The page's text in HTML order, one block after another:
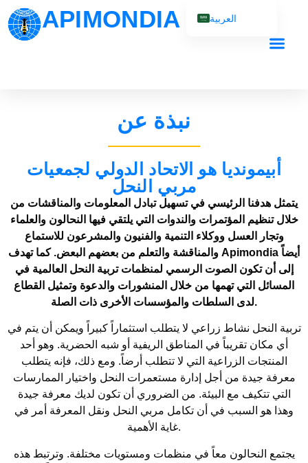
APIMONDIA
نبذة عن
أبيمونديا هو الاتحاد الدولي لجمعيات
مربي النحل
يتمثل هدفنا الرئيسي في تسهيل تبادل المعلومات والمناقشات من
خلال تنظيم المؤتمرات والندوات التي يلتقي فيها النحالون والعلماء
وتجار العسل ووكلاء التنمية والفنيون والمشرعون للاستماع
والمناقشة والتعلم من بعضهم البعض. كما تهدف Apimondia أيضاً
إلى أن تكون الصوت الرسمي لمنظمات تربية النحل العالمية في
المسائل التي تهمها من خلال المنشورات والدعوة وتمثيل القطاع
لدى السلطات والمؤسسات الأخرى ذات الصلة.
تربية النحل نشاط زراعي لا يتطلب استثماراً كبيراً ويمكن أن يتم في
أي مكان تقريباً في المناطق الريفية أو شبه الحضرية. وهو أحد
المنتجات الزراعية التي لا تتطلب أرضاً. ومع ذلك، فإنه يتطلب
معرفة جيدة من أجل إدارة مستعمرات النحل واختيار الممارسات
التي تتكيف مع البيئة. من الضروري أن تكون لديك معرفة جيدة
وهذا هو السبب في أن تكامل مربي النحل ونقل المعرفة أمر في
غاية الأهمية.
يجتمع النحالون معاً في منظمات ومستويات مختلفة. وترتبط هذه
العربية